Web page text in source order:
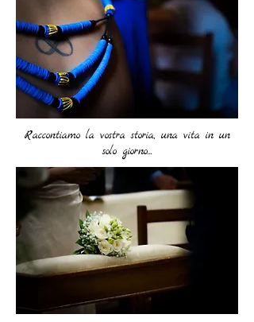
Raccontiamo la vostra storia, una vita in un
solo giorno...